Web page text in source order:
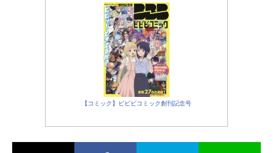
【コミック】ビビビコミック創刊記念号